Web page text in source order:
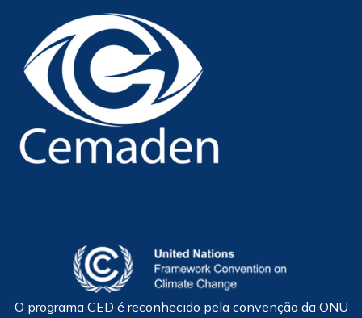
O programa CED é reconhecido pela convenção da ONU